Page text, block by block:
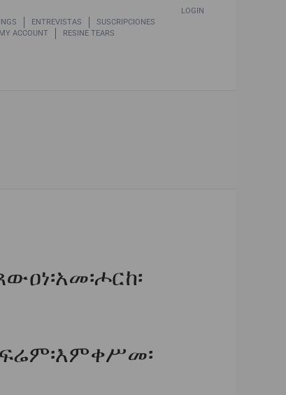
LOGIN
ENTREVISTAS
SUSCRIPCIONES
MY ACCOUNT RESINE TEARS